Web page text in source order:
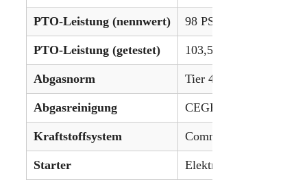
PTO-Leistung (nennwert) 98 PS (73,1 kW)
PTO-Leistung (getestet) 103,5 PS (77,2 kW)
Abgasnorm Tier 4A
Abgasreinigung CEGR mit
Kraftstoffsystem Common-Rail-
Starter Elektrisch, 12 V